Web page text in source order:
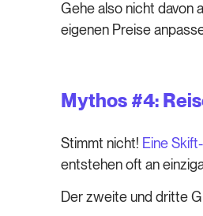
Gehe also nicht davon
eigenen Preise
Mythos #4:
Stimmt nicht! Eine
entstehen oft an
Der zweite und dritte